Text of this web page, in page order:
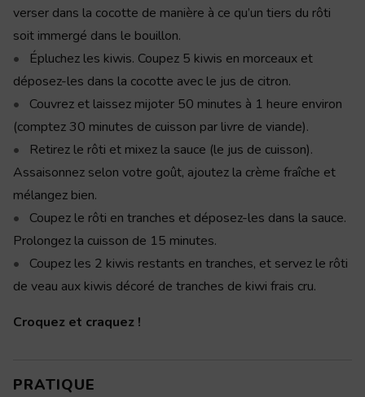
verser dans la cocotte de manière à ce qu’un tiers du rôti
soit immergé dans le bouillon.
Épluchez les kiwis. Coupez 5 kiwis en morceaux et
déposez-les dans la cocotte avec le jus de citron.
Couvrez et laissez mijoter 50 minutes à 1 heure environ
(comptez 30 minutes de cuisson par livre de viande).
Retirez le rôti et mixez la sauce (le jus de cuisson).
Assaisonnez selon votre goût, ajoutez la crème fraîche et
mélangez bien.
Coupez le rôti en tranches et déposez-les dans la sauce.
Prolongez la cuisson de 15 minutes.
Coupez les 2 kiwis restants en tranches, et servez le rôti
de veau aux kiwis décoré de tranches de kiwi frais cru.
Croquez et craquez !
PRATIQUE